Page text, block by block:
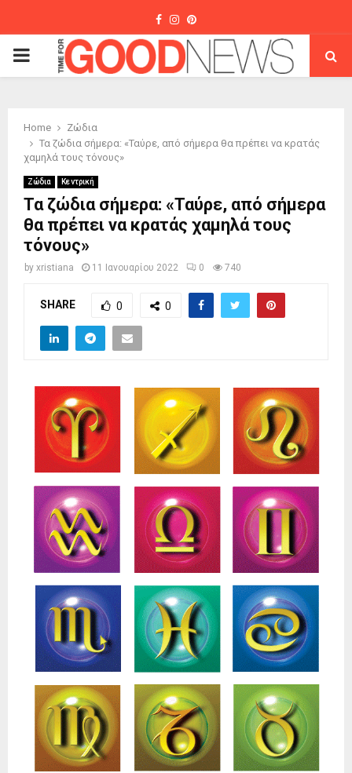
Facebook
Instagram
Pinterest
PRIMARY
Home
Ζώδια
Τα ζώδια σήμερα: «Ταύρε, από σήμερα θα πρέπει να κρατάς
χαμηλά τους τόνους»
Ζώδια Κεντρική
Τα ζώδια σήμερα: «Ταύρε, από σήμερα
θα πρέπει να κρατάς χαμηλά τους
τόνους»
by xristiana 11 Ιανουαρίου 2022 0 740
SHARE 0 0